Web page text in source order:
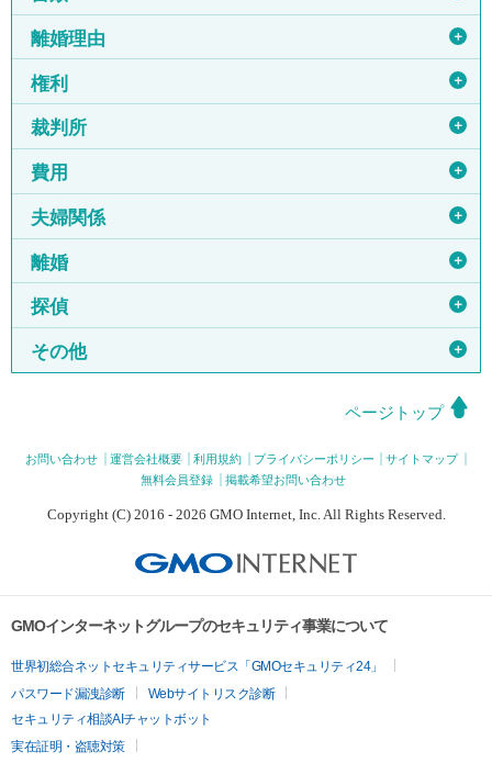
離婚理由 ＋
権利 ＋
裁判所 ＋
費用 ＋
夫婦関係 ＋
離婚 ＋
探偵 ＋
その他 ＋
ページトップ
お問い合わせ 運営会社概要 利用規約 プライバシーポリシー
サイトマップ
無料会員登録
掲載希望お問い合わせ
Copyright (C) 2016 - 2026 GMO Internet, Inc. All Rights Reserved.
GMOインターネットグループのセキュリティ事業について
世界初総合ネットセキュリティサービス「GMOセキュリティ24」
パスワード漏洩診断
Webサイトリスク診断
セキュリティ相談AIチャットボット
実在証明・盗聴対策